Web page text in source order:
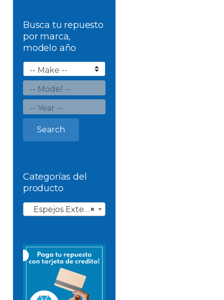
Busca tu repuesto
por marca,
modelo año
Search
Categorías del
producto
×
Espejos Exteriores